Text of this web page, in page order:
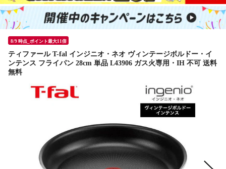
8/9 時点_ポイント最大11倍
ティファール T-fal インジニオ・ネオ ヴィンテージボルドー・イ
ンテンス フライパン 28cm 単品 L43906 ガス火専用・IH 不可 送料
無料